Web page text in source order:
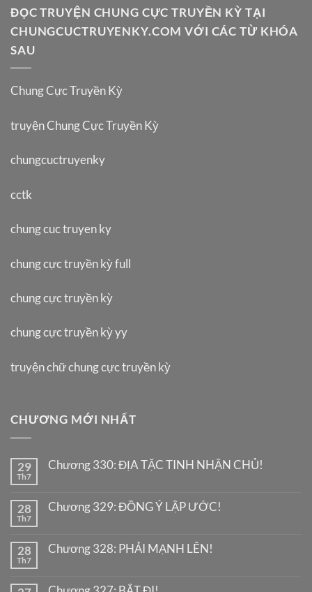
ĐỌC TRUYỆN CHUNG CỰC TRUYỀN KỲ TẠI
CHUNGCUCTRUYENKY.COM VỚI CÁC TỪ KHÓA
SAU
Chung Cực Truyền Kỳ
truyện Chung Cực Truyền Kỳ
chungcuctruyenky
cctk
chung cuc truyen ky
chung cực truyền kỳ full
chung cực truyền kỳ
chung cực truyền kỳ yy
truyện chữ chung cực truyền kỳ
CHƯƠNG MỚI NHẤT
29
Th7
Chương 330: ĐỊA TẶC TINH NHẬN CHỦ!
28
Th7
Chương 329: ĐỒNG Ý LẬP ƯỚC!
28
Th7
Chương 328: PHẢI MẠNH LÊN!